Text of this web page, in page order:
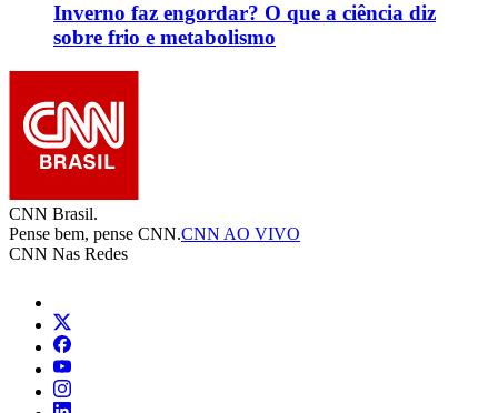
Inverno faz engordar? O que a ciência diz
sobre frio e metabolismo
CNN Brasil.
Pense bem, pense CNN.CNN AO VIVO
CNN Nas Redes